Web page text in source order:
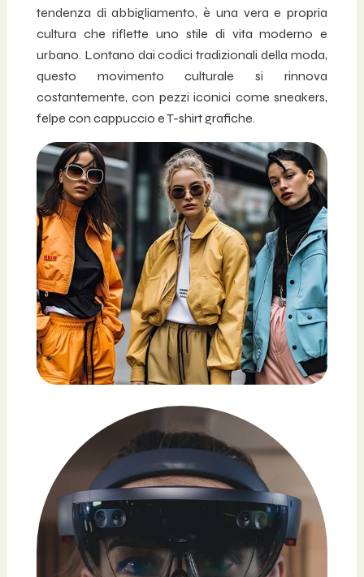
tendenza di abbigliamento, è una vera e propria
cultura che riflette uno stile di vita moderno e
urbano. Lontano dai codici tradizionali della moda,
questo movimento culturale si rinnova
costantemente, con pezzi iconici come sneakers,
felpe con cappuccio e T-shirt grafiche.